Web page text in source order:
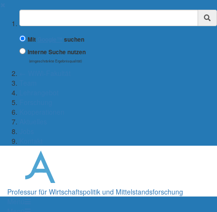
Suchbegriff
Mit
suchen
Interne Suche nutzen
(eingeschränkte Ergebnisqualität)
Professur für Wirtschaftspolitik und Mittelstandsforschung